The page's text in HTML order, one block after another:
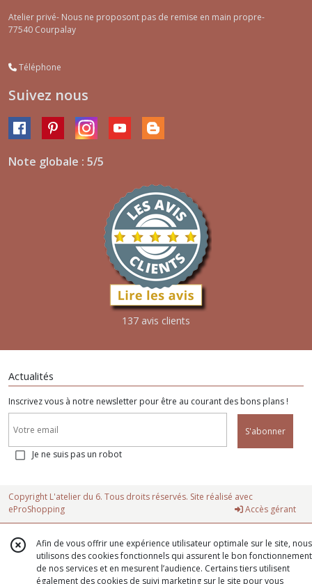
Atelier privé- Nous ne proposont pas de remise en main propre-
77540 Courpalay
Téléphone
Suivez nous
Note globale : 5/5
137 avis clients
Actualités
Inscrivez vous à notre newsletter pour être au courant des bons plans !
S'abonner
Je ne suis pas un robot
Copyright L'atelier du 6. Tous droits réservés. Site réalisé avec
eProShopping
Accès gérant
Afin de vous offrir une expérience utilisateur optimale sur le site, nous
utilisons des cookies fonctionnels qui assurent le bon fonctionnement
de nos services et en mesurent l’audience. Certains tiers utilisent
également des cookies de suivi marketing sur le site pour vous